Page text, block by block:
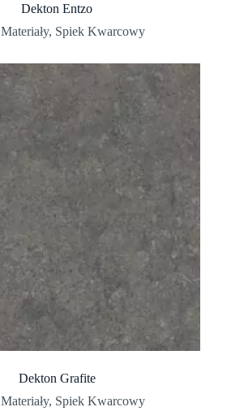
Dekton Entzo
Materiały, Spiek Kwarcowy
Dekton Grafite
Materiały, Spiek Kwarcowy